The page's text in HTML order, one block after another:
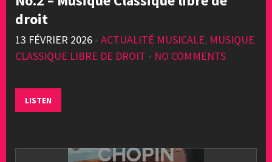
droit
13 FÉVRIER 2026 • ACTUALITÉ MUSICALE, MUSIQUE
CLASSIQUE LIBRE DE DROIT • NO COMMENTS
LISTEN